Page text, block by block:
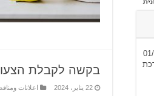
בקשה לקבלת
22 يناير، 2024 اعلانات
01/2026